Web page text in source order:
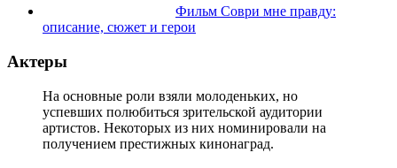
Фильм Соври мне правду:
описание, сюжет и герои
Актеры
На основные роли взяли молоденьких, но
успевших полюбиться зрительской аудитории
артистов. Некоторых из них номинировали на
получением престижных кинонаград.